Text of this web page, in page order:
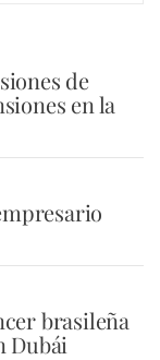
de
en la
brasileña
Dubái